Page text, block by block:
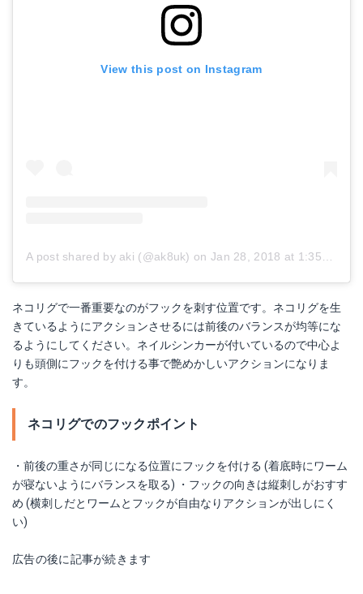
View this post on Instagram
A post shared by aki (@ak8uk) on Jan 28, 2018 at 1:35am PST
ネコリグで一番重要なのがフックを刺す位置です。ネコリグを生
きているようにアクションさせるには前後のバランスが均等にな
るようにしてください。ネイルシンカーが付いているので中心よ
りも頭側にフックを付ける事で艶めかしいアクションになりま
す。
ネコリグでのフックポイント
・前後の重さが同じになる位置にフックを付ける (着底時にワーム
が寝ないようにバランスを取る) ・フックの向きは縦刺しがおすす
め (横刺しだとワームとフックが自由なりアクションが出しにく
い)
広告の後に記事が続きます